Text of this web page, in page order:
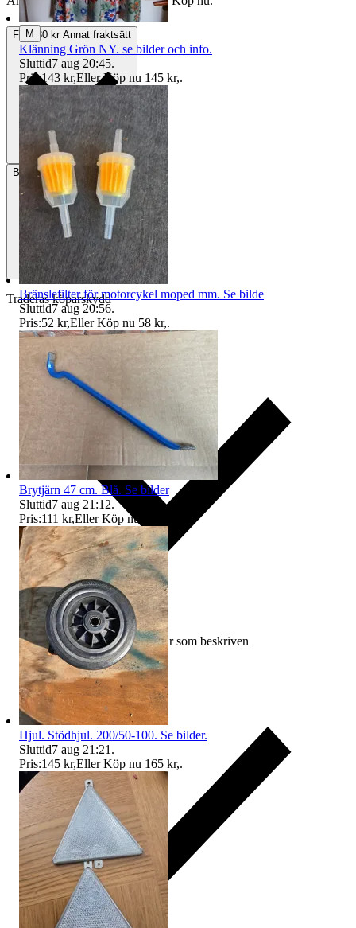
Frakt 30 kr Annat fraktsätt
BetalningVia Tradera
Traderas köparskydd
Ersättning om varan inte är som beskriven
M
Klänning Grön NY. se bilder och info.
Sluttid7 aug 20:45.
Pris:143 kr,Eller Köp nu 145 kr,.
Bränslefilter för motorcykel moped mm. Se bilde
Sluttid7 aug 20:56.
Pris:52 kr,Eller Köp nu 58 kr,.
Brytjärn 47 cm. Blå. Se bilder
Sluttid7 aug 21:12.
Pris:111 kr,Eller Köp nu
Hjul. Stödhjul. 200/50-100. Se bilder.
Sluttid7 aug 21:21 .
Pris:145 kr,Eller Köp nu 165 kr,.